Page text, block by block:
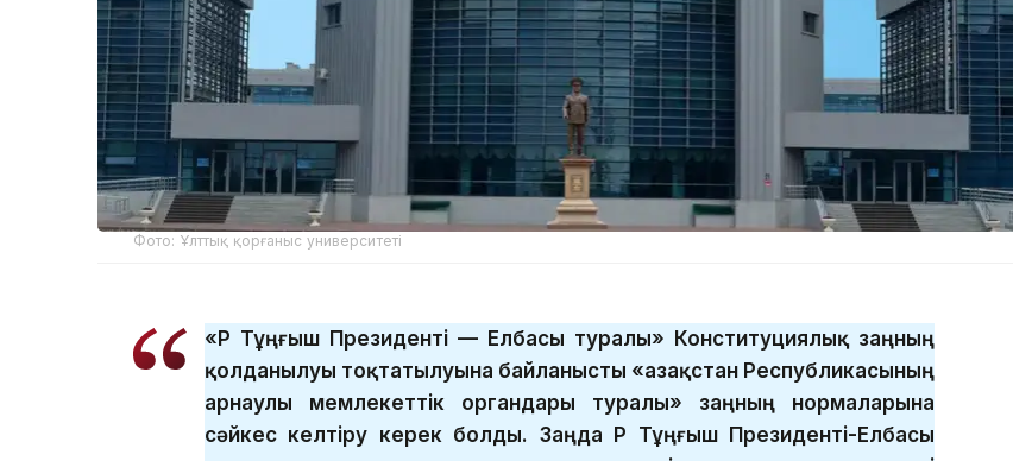
Фото: Ұлттық қорғаныс университеті
«ҚР Тұңғыш Президенті — Елбасы туралы» Конституциялық заңның
қолданылуы тоқтатылуына байланысты «Қазақстан Республикасының
арнаулы мемлекеттік органдары туралы» заңның нормаларына
сәйкес келтіру керек болды. Заңда ҚР Тұңғыш Президенті-Елбасы